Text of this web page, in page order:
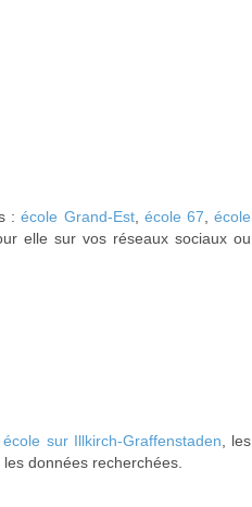
:école Grand-Est, école 67 ,école
elle sur vos réseaux sociaux ou
école sur Illkirch-Graffenstaden , les
les données recherchées.